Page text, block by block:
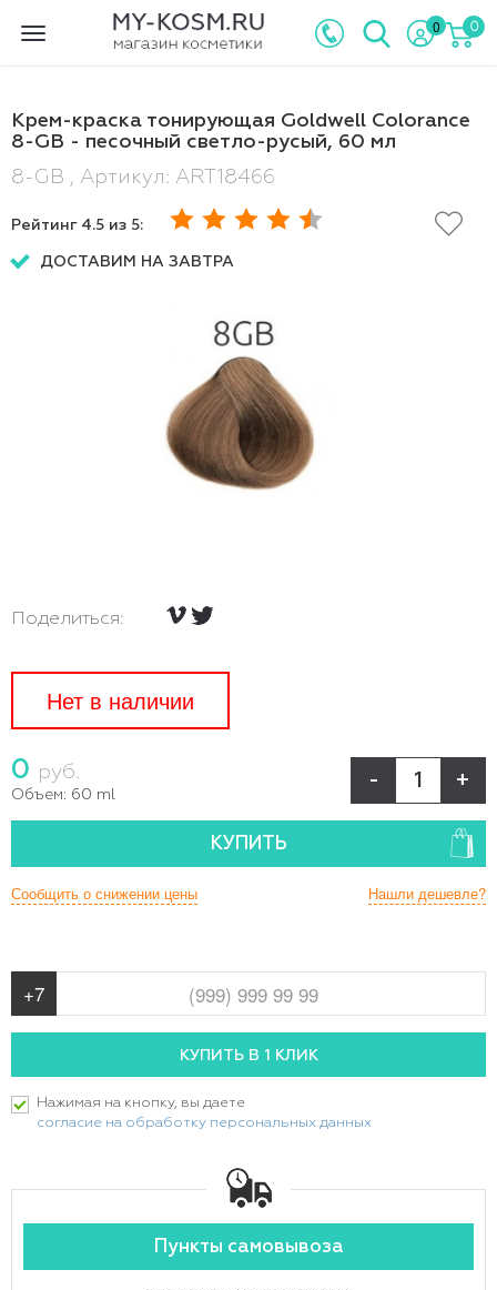
Toggle
0 0
Крем-краска тонирующая Goldwell Colorance
8-GB - песочный светло-русый, 60 мл
8-GB , Артикул: ART18466
Рейтинг 4.5 из 5:
ДОСТАВИМ НА ЗАВТРА
Поделиться:
Нет в наличии
0 руб.
Объем: 60 ml
- +
КУПИТЬ
Нашли дешевле?
Сообщить о снижении цены
Нажимая на кнопку, вы даете
согласие на обработку персональных данных
Пункты самовывоза